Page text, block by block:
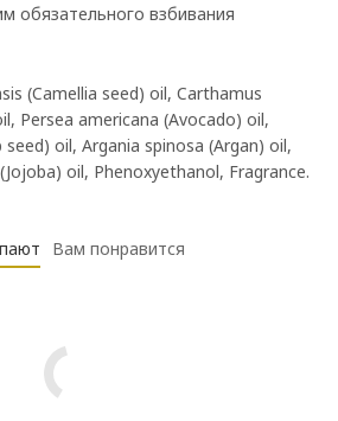
обязательного взбивания
(Camellia seed) oil, Carthamus
Persea americana (Avocado) oil,
oil, Argania spinosa (Argan) oil,
oil, Phenoxyethanol, Fragrance.
Вам понравится